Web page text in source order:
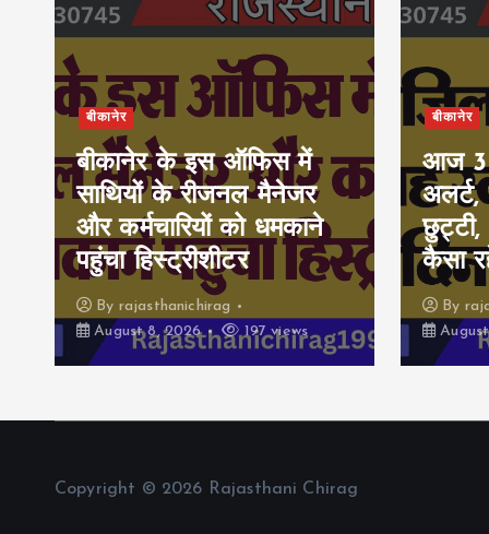
बीकानेर
बीकानेर के इस ऑफिस में
साथियों के रीजनल मैनेजर
और कर्मचारियों को धमकाने
पहुंचा हिस्ट्रीशीटर
By rajasthanichirag
August 8, 2026
197 views
बीकानेर
आज
कैसा
By
Copyright © 2026 Rajasthani Chirag